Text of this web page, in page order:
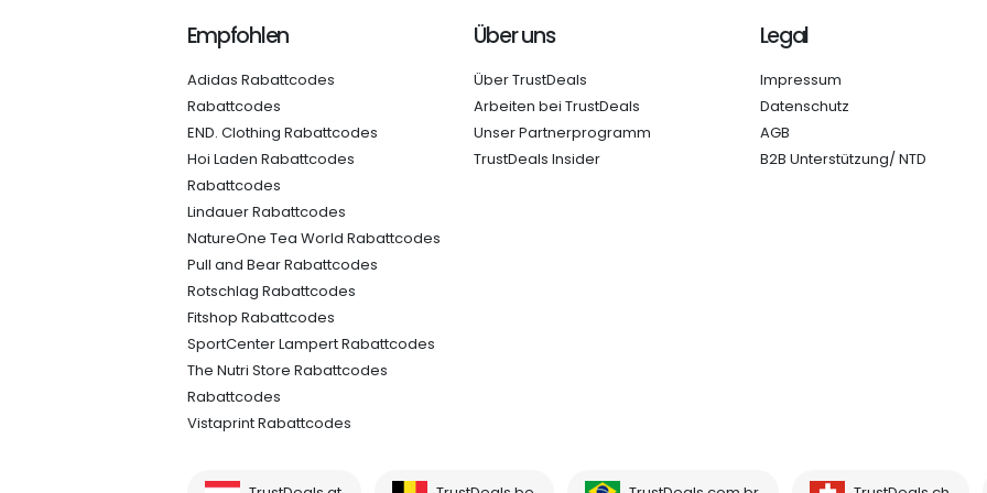
Empfohlen
Adidas Rabattcodes
Rabattcodes
END. Clothing Rabattcodes
Hoi Laden Rabattcodes
Rabattcodes
Lindauer Rabattcodes
NatureOne Tea World Rabattcodes
Pull and Bear Rabattcodes
Rotschlag Rabattcodes
Fitshop Rabattcodes
SportCenter Lampert Rabattcodes
The Nutri Store Rabattcodes
Rabattcodes
Vistaprint Rabattcodes
Über uns
Über TrustDeals
Arbeiten bei TrustDeals
Unser Partnerprogramm
TrustDeals Insider
Legal
Impressum
Datenschutz
AGB
B2B Unterstützung/ NTD